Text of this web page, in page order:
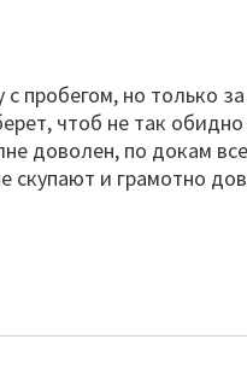
пробегом, но только
чтоб не так
доволен, по докам
скупают и грамотно